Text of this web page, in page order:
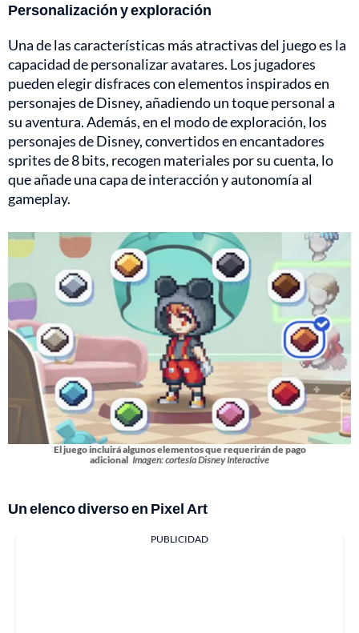
Personalización y exploración
Una de las características más atractivas del juego es la
capacidad de personalizar avatares. Los jugadores
pueden elegir disfraces con elementos inspirados en
personajes de Disney, añadiendo un toque personal a
su aventura. Además, en el modo de exploración, los
personajes de Disney, convertidos en encantadores
sprites de 8 bits, recogen materiales por su cuenta, lo
que añade una capa de interacción y autonomía al
gameplay.
El juego incluirá algunos elementos que requerirán de pago
adicional Imagen: cortesía Disney Interactive
Un elenco diverso en Pixel Art
PUBLICIDAD